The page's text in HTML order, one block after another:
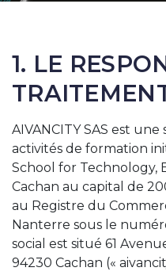
1. LE
AIVANCITY SAS est
activités de formation
School for Technology,
Cachan au capital de
au Registre du
Nanterre sous le
social est situé 61
94230 Cachan («